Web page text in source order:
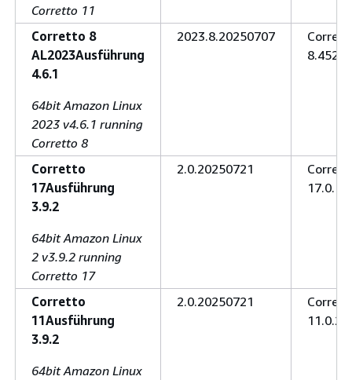
Corretto 11
Corretto 8
AL2023Ausführung
4.6.1
64bit Amazon Linux
2023 v4.6.1 running
Corretto 8
2023.8.20250707
Corretto
17Ausführung
3.9.2
64bit Amazon Linux
2 v3.9.2 running
Corretto 17
2.0.20250721
Corretto
11Ausführung
3.9.2
64bit Amazon Linux
2.0.20250721